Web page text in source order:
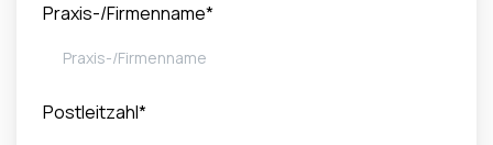
Praxis-/Firmenname*
Postleitzahl*